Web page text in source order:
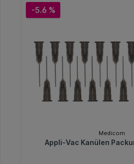
-5.6 %
Medicom
Appli-Vac Kanülen